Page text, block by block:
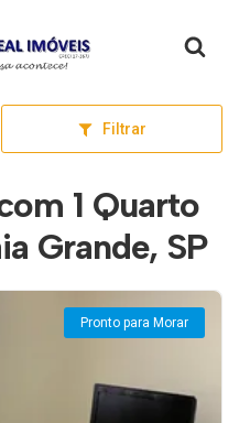
Filtrar
1 Quarto
Grande, SP
Pronto para Morar